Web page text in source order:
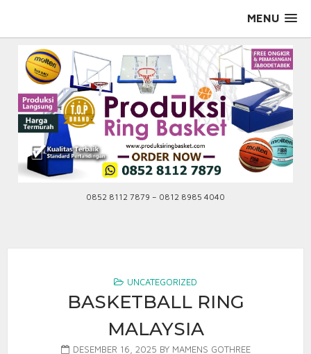
MENU
0852 8112 7879 – 0812 8985 4040
UNCATEGORIZED
BASKETBALL RING
MALAYSIA
DESEMBER 16, 2025 BY MAMENS GOTHREE